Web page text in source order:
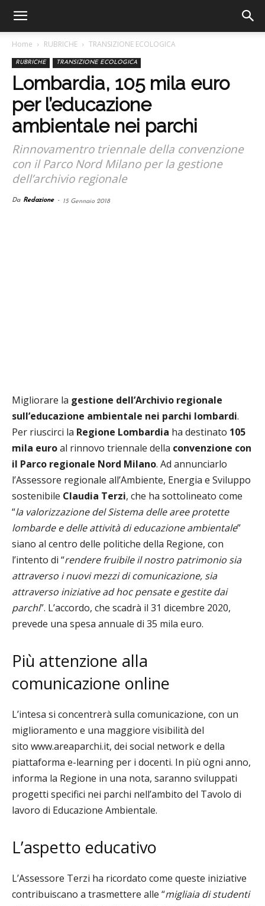
Home RUBRICHE TRANSIZIONE ECOLOGICA
RUBRICHE TRANSIZIONE ECOLOGICA
Lombardia, 105 mila euro
per l’educazione
ambientale nei parchi
Rinnovamentro triennale della convenzione
con il Parco Nord Milano per la gestione
dell’archivio regionale
Da Redazione - 15 Gennaio 2018
Migliorare la gestione dell’Archivio regionale
sull’educazione ambientale nei parchi lombardi.
Per riuscirci la Regione Lombardia ha destinato 105
mila euroal rinnovo triennale della convenzione con
il Parco regionale Nord Milano. Ad annunciarlo
l’Assessore regionale all’Ambiente, Energia e Sviluppo
sostenibile Claudia Terzi, che ha sottolineato come
“la valorizzazione del Sistema delle aree protette
lombarde e delle attività di educazione ambientale”
siano al centro delle politiche della Regione, con
l’intento di “rendere fruibile il nostro patrimonio sia
attraverso i nuovi mezzi di comunicazione, sia
attraverso iniziative ad hoc pensate e gestite dai
parchi”. L’accordo, che scadrà il 31 dicembre 2020,
prevede una spesa annuale di 35 mila euro.
Più attenzione alla
comunicazione online
L’intesa si concentrerà sulla comunicazione, con un
miglioramento e una maggiore visibilità del
sito www.areaparchi.it, dei social network e della
piattaforma e-learning per i docenti. In più ogni anno,
informa la Regione in una nota, saranno sviluppati
progetti specifici nei parchi nell’ambito del Tavolo di
lavoro di Educazione Ambientale.
L’aspetto educativo
L’Assessore Terzi ha ricordato come queste iniziative
contribuiscano a trasmettere alle “migliaia di studenti